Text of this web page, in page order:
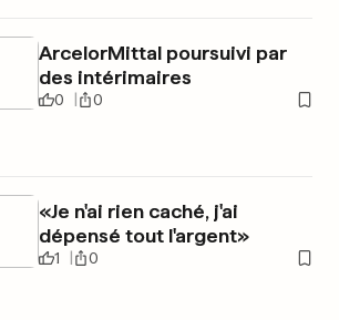
ArcelorMittal poursuivi par
des intérimaires
0 0
«Je n'ai rien caché, j'ai
dépensé tout l'argent»
1 0